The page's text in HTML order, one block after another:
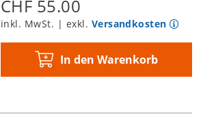
CHF 55.00
inkl. MwSt. | exkl. Versandkosten
In den Warenkorb